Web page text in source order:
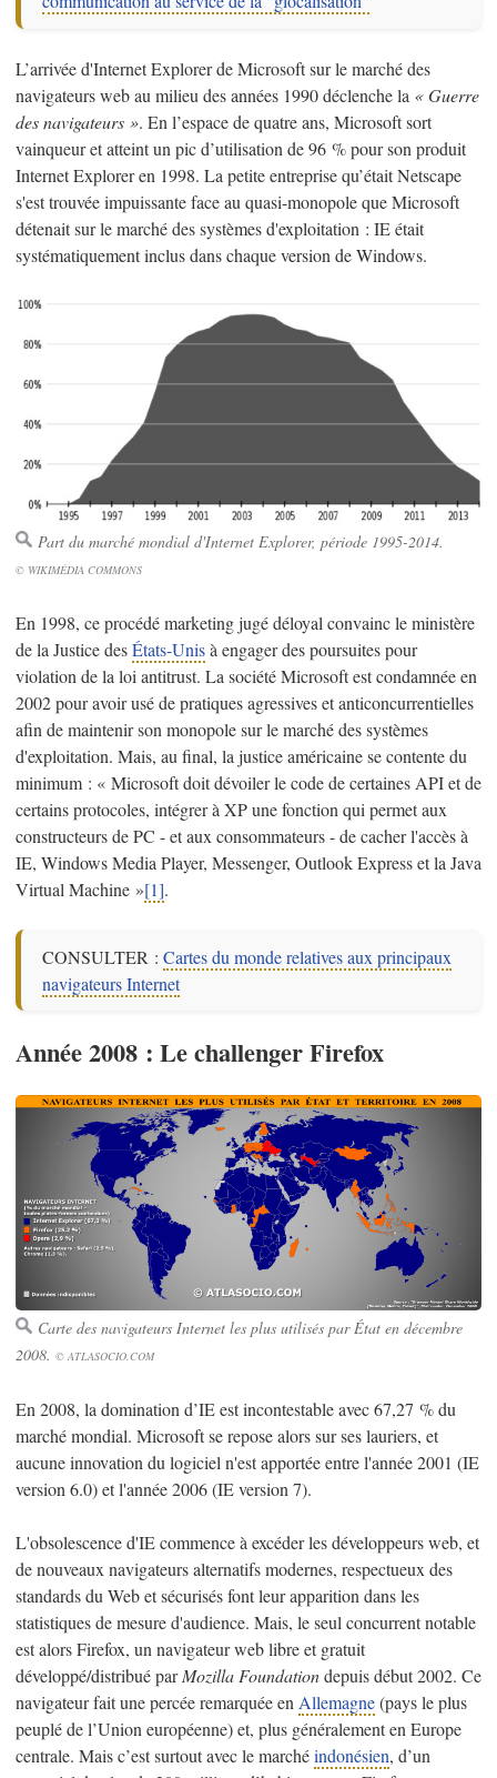
L’arrivée d'Internet Explorer de Microsoft sur le marché des
navigateurs web au milieu des années 1990 déclenche la « Guerre
des navigateurs ». En l’espace de quatre ans, Microsoft sort
vainqueur et atteint un pic d’utilisation de 96 % pour son produit
Internet Explorer en 1998. La petite entreprise qu’était Netscape
s'est trouvée impuissante face au quasi-monopole que Microsoft
détenait sur le marché des systèmes d'exploitation : IE était
systématiquement inclus dans chaque version de Windows.
Part du marché mondial d'Internet Explorer, période 1995-2014.
© WIKIMÉDIA COMMONS
En 1998, ce procédé marketing jugé déloyal convainc le ministère
de la Justice desÉtats-Unisà engager des poursuites pour
violation de la loi antitrust. La société Microsoft est condamnée en
2002 pour avoir usé de pratiques agressives et anticoncurrentielles
afin de maintenir son monopole sur le marché des systèmes
d'exploitation. Mais, au final, la justice américaine se contente du
minimum : « Microsoft doit dévoiler le code de certaines API et de
certains protocoles, intégrer à XP une fonction qui permet aux
constructeurs de PC - et aux consommateurs - de cacher l'accès à
IE, Windows Media Player, Messenger, Outlook Express et la Java
Virtual Machine »[1].
CONSULTER :Cartes du monde relatives aux principaux
navigateurs Internet
Année 2008 : Le challenger Firefox
Carte des navigateurs Internet les plus utilisés par État en décembre
2008. © ATLASOCIO.COM
En 2008, la domination d’IE est incontestable avec 67,27 % du
marché mondial. Microsoft se repose alors sur ses lauriers, et
aucune innovation du logiciel n'est apportée entre l'année 2001 (IE
version 6.0) et l'année 2006 (IE version 7).
L'obsolescence d'IE commence à excéder les développeurs web, et
de nouveaux navigateurs alternatifs modernes, respectueux des
standards du Web et sécurisés font leur apparition dans les
statistiques de mesure d'audience. Mais, le seul concurrent notable
est alors Firefox, un navigateur web libre et gratuit
développé/distribué parMozilla Foundationdepuis début 2002. Ce
navigateur fait une percée remarquée enAllemagne(pays le plus
peuplé de l’Union européenne) et, plus généralement en Europe
centrale. Mais c’est surtout avec le marchéindonésien, d’un